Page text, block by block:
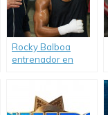
Rocky Balboa
entrenador en